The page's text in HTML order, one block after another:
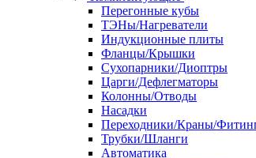
Перегонные кубы
ТЭНы/Нагреватели
Индукционные плиты
Фланцы/Крышки
Сухопарники/Диоптры
Царги/Дефлегматоры
Колонны/Отводы
Насадки
Переходники/Краны/
Трубки/Шланги
Автоматика